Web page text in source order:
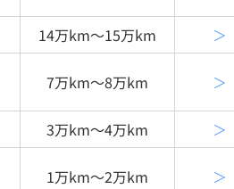
14万km〜15万km ＞
7万km〜8万km ＞
3万km〜4万km ＞
1万km〜2万km ＞